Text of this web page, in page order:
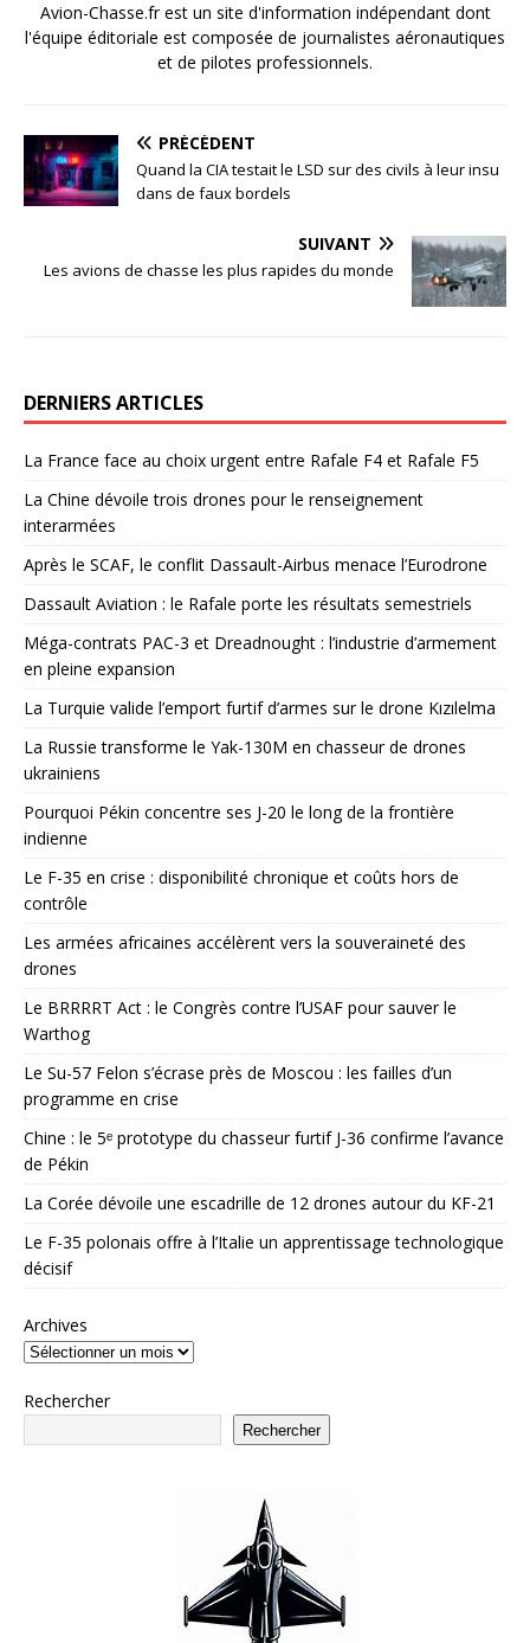
Avion-Chasse.fr est un site d'information indépendant dont
l'équipe éditoriale est composée de journalistes aéronautiques
et de pilotes professionnels.
PRÉCÉDENT
Quand la CIA testait le LSD sur des civils à leur insu
dans de faux bordels
SUIVANT
Les avions de chasse les plus rapides du monde
DERNIERS ARTICLES
La France face au choix urgent entre Rafale F4 et Rafale F5
La Chine dévoile trois drones pour le renseignement
interarmées
Après le SCAF, le conflit Dassault-Airbus menace l’Eurodrone
Dassault Aviation : le Rafale porte les résultats semestriels
Méga-contrats PAC-3 et Dreadnought : l’industrie d’armement
en pleine expansion
La Turquie valide l’emport furtif d’armes sur le drone Kızılelma
La Russie transforme le Yak-130M en chasseur de drones
ukrainiens
Pourquoi Pékin concentre ses J-20 le long de la frontière
indienne
Le F-35 en crise : disponibilité chronique et coûts hors de
contrôle
Les armées africaines accélèrent vers la souveraineté des
drones
Le BRRRRT Act : le Congrès contre l’USAF pour sauver le
Warthog
Le Su-57 Felon s’écrase près de Moscou : les failles d’un
programme en crise
Chine : le 5ᵉ prototype du chasseur furtif J-36 confirme l’avance
de Pékin
La Corée dévoile une escadrille de 12 drones autour du KF-21
Le F-35 polonais offre à l’Italie un apprentissage technologique
décisif
Archives
Rechercher
Rechercher